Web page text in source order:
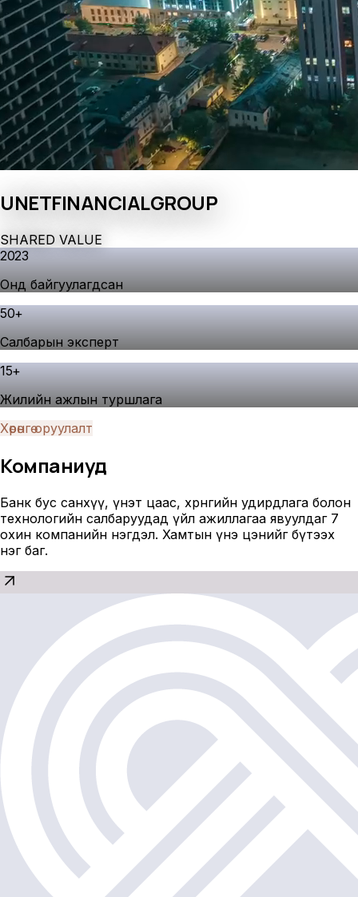
UNETFINANCIALGROUP
SHARED VALUE
2023
Онд байгуулагдсан
50+
Салбарын эксперт
15+
Жилийн ажлын туршлага
Хөрөнгө оруулалт
Компаниуд
Банк бус санхүү, үнэт цаас, хөрөнгийн удирдлага болон
технологийн салбаруудад үйл ажиллагаа явуулдаг 7
охин компанийн нэгдэл. Хамтын үнэ цэнийг бүтээх
нэг баг.